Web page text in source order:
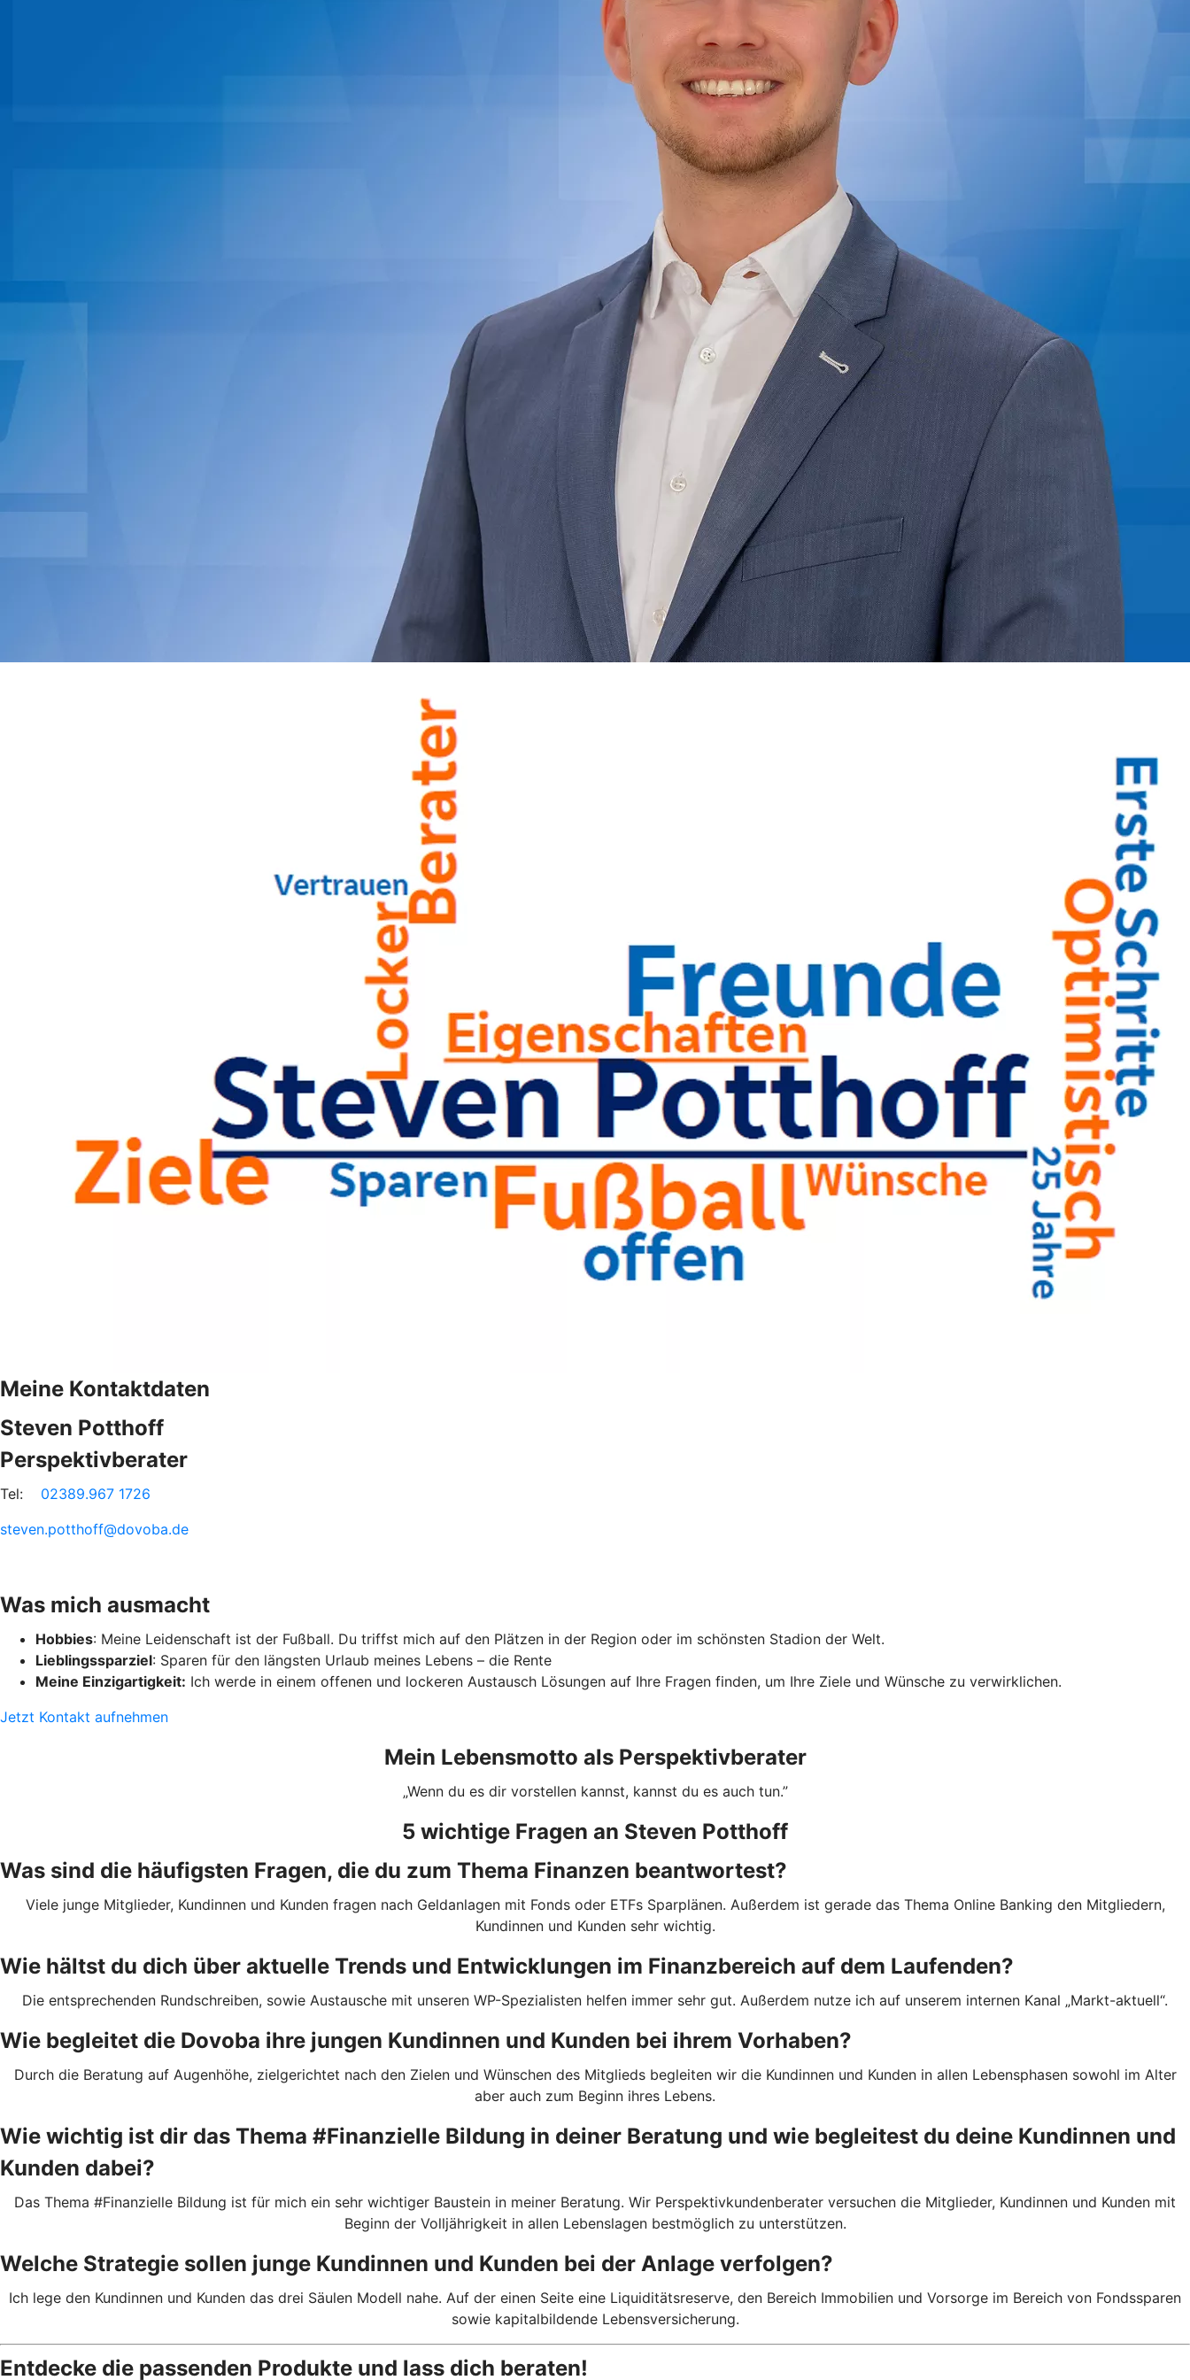
Meine Kontaktdaten
Steven Potthoff
Perspektivberater
Tel: 02389.967 1726
steven.potthoff@dovoba.de
Was mich ausmacht
Hobbies: Meine Leidenschaft ist der Fußball. Du triffst mich auf den Plätzen in der Region oder im schönsten Stadion der Welt.
Lieblingssparziel: Sparen für den längsten Urlaub meines Lebens – die Rente
Meine Einzigartigkeit: Ich werde in einem offenen und lockeren Austausch Lösungen auf Ihre Fragen finden, um Ihre Ziele und Wünsche zu verwirklichen.
Jetzt Kontakt aufnehmen
Mein Lebensmotto als Perspektivberater
„Wenn du es dir vorstellen kannst, kannst du es auch tun.”
5 wichtige Fragen an Steven Potthoff
Was sind die häufigsten Fragen, die du zum Thema Finanzen beantwortest?
Viele junge Mitglieder, Kundinnen und Kunden fragen nach Geldanlagen mit Fonds oder ETFs Sparplänen. Außerdem ist gerade das Thema Online Banking den Mitgliedern,
Kundinnen und Kunden sehr wichtig.
Wie hältst du dich über aktuelle Trends und Entwicklungen im Finanzbereich auf dem Laufenden?
Die entsprechenden Rundschreiben, sowie Austausche mit unseren WP-Spezialisten helfen immer sehr gut. Außerdem nutze ich auf unserem internen Kanal „Markt-aktuell“.
Wie begleitet die Dovoba ihre jungen Kundinnen und Kunden bei ihrem Vorhaben?
Durch die Beratung auf Augenhöhe, zielgerichtet nach den Zielen und Wünschen des Mitglieds begleiten wir die Kundinnen und Kunden in allen Lebensphasen sowohl im Alter
aber auch zum Beginn ihres Lebens.
Wie wichtig ist dir das Thema #Finanzielle Bildung in deiner Beratung und wie begleitest du deine Kundinnen und
Kunden dabei?
Das Thema #Finanzielle Bildung ist für mich ein sehr wichtiger Baustein in meiner Beratung. Wir Perspektivkundenberater versuchen die Mitglieder, Kundinnen und Kunden mit
Beginn der Volljährigkeit in allen Lebenslagen bestmöglich zu unterstützen.
Welche Strategie sollen junge Kundinnen und Kunden bei der Anlage verfolgen?
Ich lege den Kundinnen und Kunden das drei Säulen Modell nahe. Auf der einen Seite eine Liquiditätsreserve, den Bereich Immobilien und Vorsorge im Bereich von Fondssparen
sowie kapitalbildende Lebensversicherung.
Entdecke die passenden Produkte und lass dich beraten!